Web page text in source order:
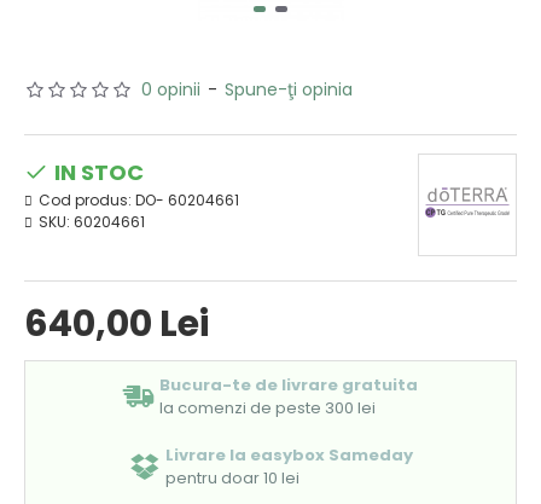
0 opinii - Spune-ţi opinia
640,00 Lei
IN STOC
Cod produs: DO- 60204661
SKU: 60204661
Bucura-te de livrare gratuita
la comenzi de peste 300 lei
Livrare la easybox Sameday
pentru doar 10 lei